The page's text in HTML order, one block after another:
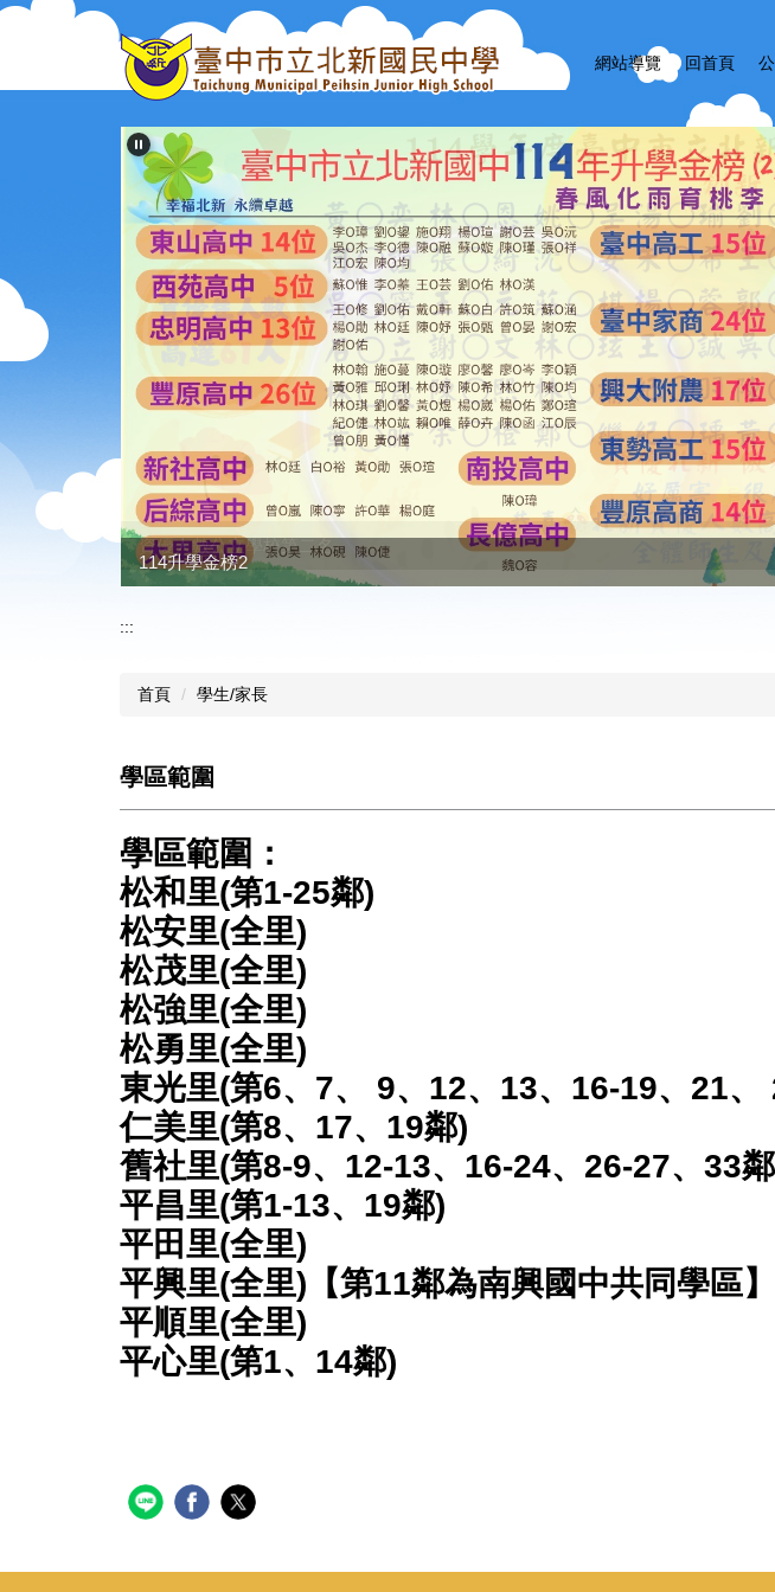
要
網站導覽 回首頁
114升學金榜2
資優人數公立學校第二名
:::
首頁 學生/家長
學區範圍
學區範圍：
松和里(第1-25鄰)
松安里(全里)
松茂里(全里)
松強里(全里)
松勇里(全里)
東光里(第6、7、 9、12、13、16-19、21、
仁美里(第8、17、19鄰)
舊社里(第8-9、12-13、16-24、26-27、33
平昌里(第1-13、19鄰)
平田里(全里)
平興里(全里)【第11鄰為南興國中共同學區】
平順里(全里)
平心里(第1、14鄰)